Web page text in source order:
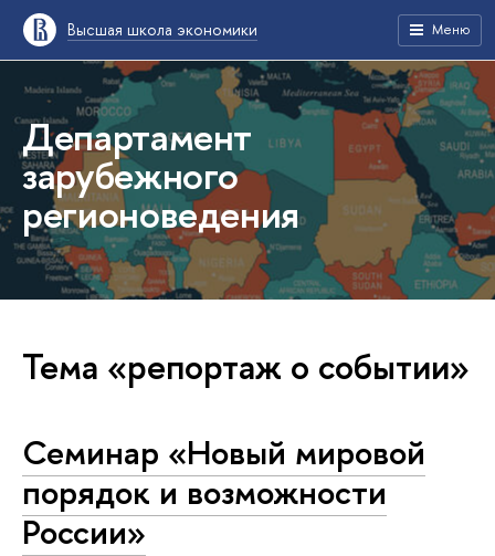
Высшая школа экономики Меню
Департамент
зарубежного
регионоведения
Тема «репортаж о событии»
Семинар «Новый мировой
порядок и возможности
России»